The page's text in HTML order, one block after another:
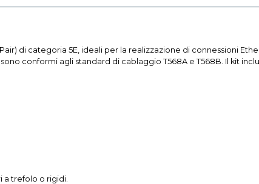
di categoria 5E, ideali per la realizzazione di connessioni
conformi agli standard di cablaggio T568A e T568B. Il kit
a trefolo o rigidi.